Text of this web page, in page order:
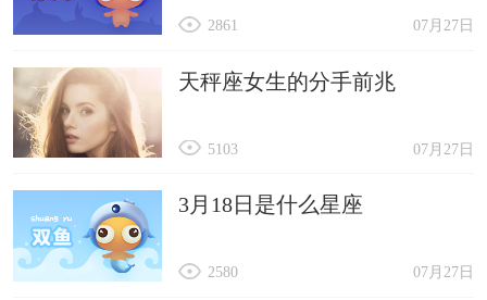
07月27日
2861
天秤座女生的分手前兆
07月27日
5103
3月18日是什么星座
07月27日
2580